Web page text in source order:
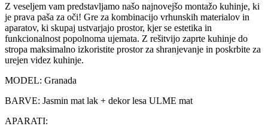
Z veseljem vam predstavljamo našo najnovejšo montažo kuhinje, ki
je prava paša za oči! Gre za kombinacijo vrhunskih materialov in
aparatov, ki skupaj ustvarjajo prostor, kjer se estetika in
funkcionalnost popolnoma ujemata. Z rešitvijo zaprte kuhinje do
stropa maksimalno izkoristite prostor za shranjevanje in poskrbite za
urejen videz kuhinje.
MODEL: Granada
BARVE: Jasmin mat lak + dekor lesa ULME mat
APARATI: